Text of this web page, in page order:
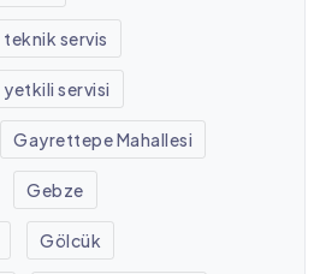
servis
servisi
Gayrettepe Mahallesi
Gebze
Gölcük